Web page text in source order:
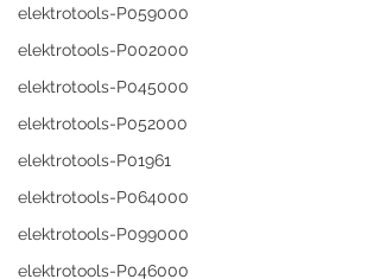
elektrotools-P059000
elektrotools-P002000
elektrotools-P045000
elektrotools-P052000
elektrotools-P01961
elektrotools-P064000
elektrotools-P099000
elektrotools-P046000